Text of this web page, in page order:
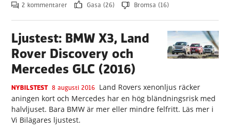
2 kommentarer Gasa (26) Bromsa (16)
Ljustest: BMW X3, Land
Rover Discovery och
Mercedes GLC (2016)
NYBILSTEST 8 augusti 2016 Land Rovers xenonljus räcker
aningen kort och Mercedes har en hög bländningsrisk med
halvljuset. Bara BMW är mer eller mindre felfritt. Läs mer i
Vi Bilägares ljustest.